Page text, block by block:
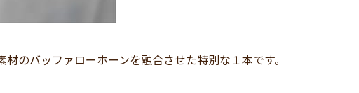
のバッファローホーンを融合させた特別な１本です。